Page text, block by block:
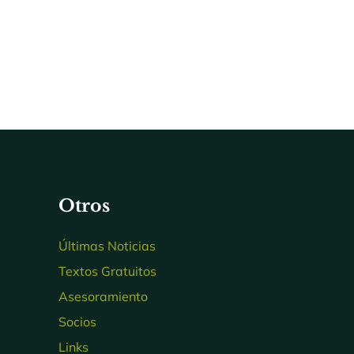
Otros
Últimas Noticias
Textos Gratuitos
Asesoramiento
Socios
Links